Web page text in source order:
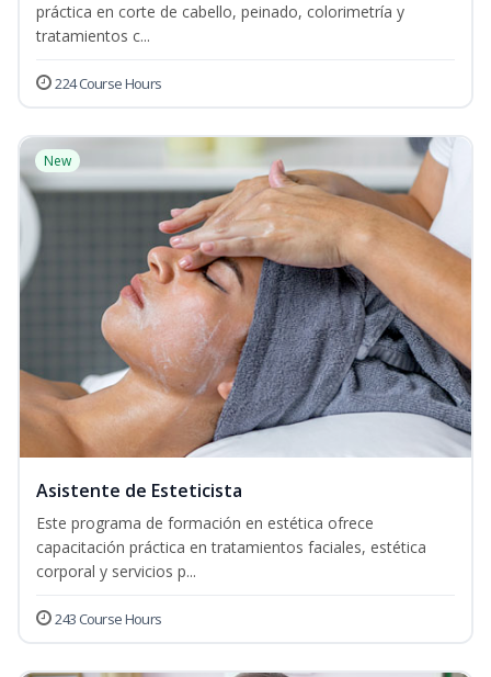
práctica en corte de cabello, peinado, colorimetría y
tratamientos c...
224 Course Hours
New
Asistente de Esteticista
Este programa de formación en estética ofrece
capacitación práctica en tratamientos faciales, estética
corporal y servicios p...
243 Course Hours